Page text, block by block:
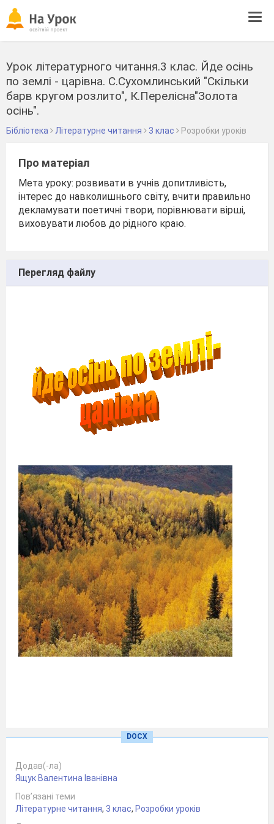
Урок літературного читання.3 клас. Йде осінь
по землі - царівна. С.Сухомлинський "Скільки
барв кругом розлито", К.Перелісна"Золота
осінь".
Бібліотека Літературне читання 3 клас Розробки уроків
Про матеріал
Мета уроку: розвивати в учнів допитливість,
інтерес до навколишнього світу, вчити правильно
декламувати поетичні твори, порівнювати вірші,
виховувати любов до рідного краю.
Перегляд файлу
DOCX
Додав(-ла)
Ящук Валентина Іванівна
Пов’язані теми
Літературне читання, 3 клас, Розробки уроків